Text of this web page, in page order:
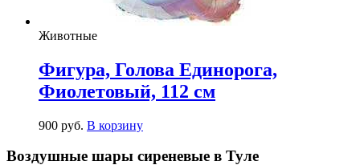
Животные
Фигура, Голова Единорога,
Фиолетовый, 112 см
900 руб. В корзину
Воздушные шары сиреневые в Туле